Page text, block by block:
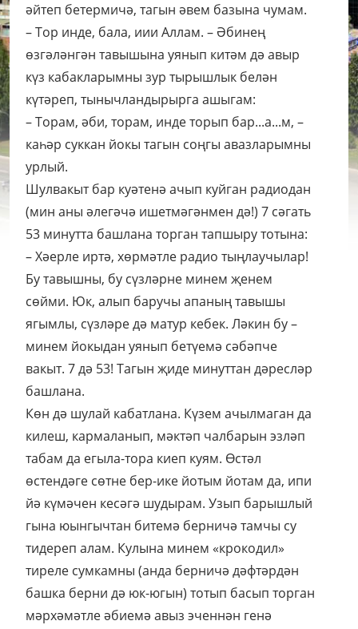
әйтеп бетермичә, тагын әвем базына чумам.
– Тор инде, бала, иии Аллам. – Әбинең
өзгәләнгән тавышына уянып китәм дә авыр
күз кабакларымны зур тырышлык белән
күтәреп, тынычландырырга ашыгам:
– Торам, әби, торам, инде торып бар...а...м, –
каһәр суккан йокы тагын соңгы авазларымны
урлый.
Шулвакыт бар куәтенә ачып куйган радиодан
(мин аны әлегәчә ишетмәгәнмен дә!) 7 сәгать
53 минутта башлана торган тапшыру тотына:
– Хәерле иртә, хөрмәтле радио тыңлаучылар!
Бу тавышны, бу сүзләрне минем җенем
сөйми. Юк, алып баручы апаның тавышы
ягымлы, сүзләре дә матур кебек. Ләкин бу –
минем йокыдан уянып бетүемә сәбәпче
вакыт. 7 дә 53! Тагын җиде минуттан дәресләр
башлана.
Көн дә шулай кабатлана. Күзем ачылмаган да
килеш, кармаланып, мәктәп чалбарын эзләп
табам да егыла-тора киеп куям. Өстәл
өстендәге сөтне бер-ике йотым йотам да, ипи
йә күмәчен кесәгә шудырам. Узып барышлый
гына юынгычтан битемә берничә тамчы су
тидереп алам. Кулына минем «крокодил»
тиреле сумкамны (анда берничә дәфтәрдән
башка берни дә юк-югын) тотып басып торган
мәрхәмәтле әбиемә авыз эченнән генә